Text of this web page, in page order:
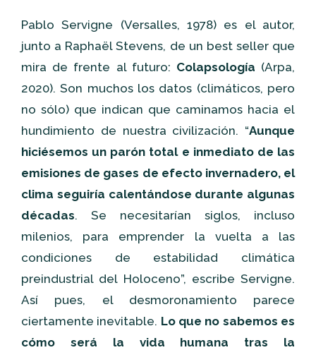
Pablo Servigne (Versalles, 1978) es el autor,
junto a Raphaël Stevens, de un best seller que
mira de frente al futuro: Colapsología (Arpa,
2020). Son muchos los datos (climáticos, pero
no sólo) que indican que caminamos hacia el
hundimiento de nuestra civilización. “Aunque
hiciésemos un parón total e inmediato de las
emisiones de gases de efecto invernadero, el
clima seguiría calentándose durante algunas
décadas. Se necesitarían siglos, incluso
milenios, para emprender la vuelta a las
condiciones de estabilidad climática
preindustrial del Holoceno”, escribe Servigne.
Así pues, el desmoronamiento parece
ciertamente inevitable. Lo que no sabemos es
cómo será la vida humana tras la